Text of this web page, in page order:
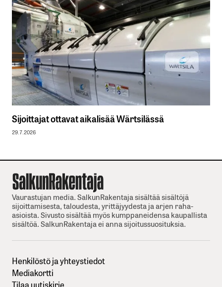
Sijoittajat ottavat aikalisää Wärtsilässä
29.7.2026
Vaurastujan media. SalkunRakentaja sisältää sisältöjä
sijoittamisesta, taloudesta, yrittäjyydesta ja arjen raha-
asioista. Sivusto sisältää myös kumppaneidensa kaupallista
sisältöä. SalkunRakentaja ei anna sijoitussuosituksia.
Henkilöstö ja yhteystiedot
Mediakortti
Tilaa uutiskirje